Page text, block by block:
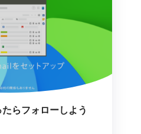
らフォローしよう